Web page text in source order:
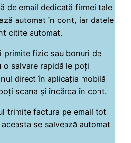
de email dedicată firmei tale
automat în cont, iar datele
citite automat.
primite fizic sau bonuri de
salvare rapidă le poţi
direct în aplicația mobilă
scana și încărca în cont.
trimite factura pe email tot
se salvează automat